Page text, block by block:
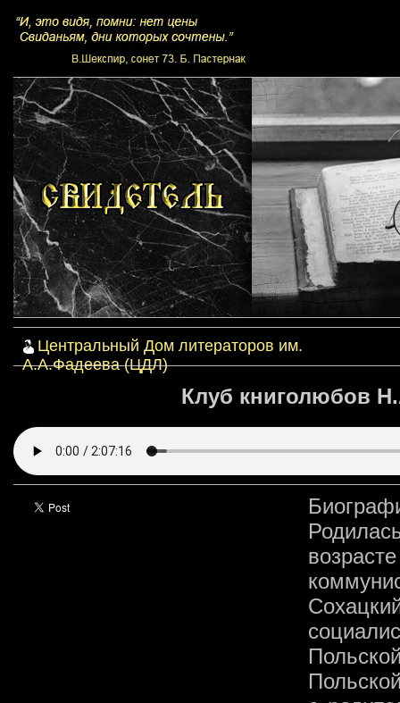
Центральный Дом литераторов им.
А.А.Фадеева (ЦДЛ)
Клуб книголюбов